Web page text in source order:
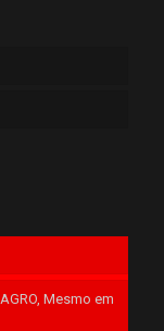
Mesmo em